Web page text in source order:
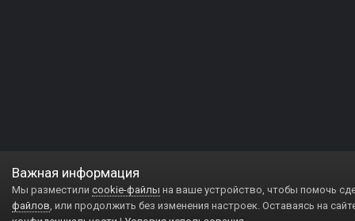
Важная информация
Мы разместили cookie-файлы на ваше устройство, чтобы помочь
файлов, или продолжить без изменения настроек. Оставаясь на